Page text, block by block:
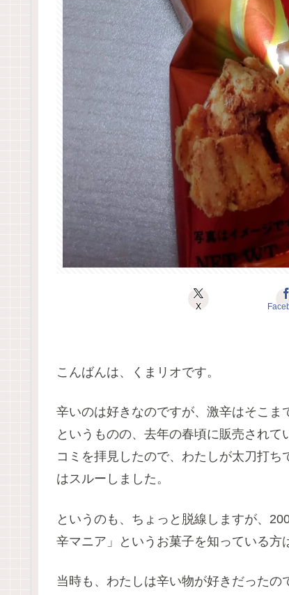
X
こんばんは、くまリオです。
辛いのは好きなのですが、激辛はそこま
というものの、去年の春頃に販売され
コミを拝見したので、わたしが太刀打
はスルーしました。
というのも、ちょっと脱線しますが、
辛マニア」というお菓子を知っている方
当時も、わたしは辛い物が好きだったの